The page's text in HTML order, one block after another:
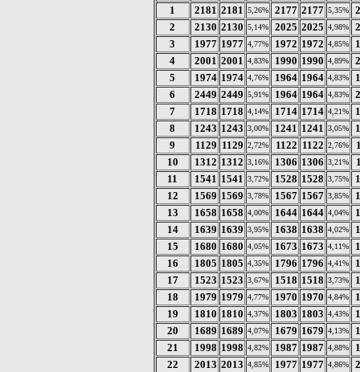
1 2181 2181 5,26% 2177 2177 5,35%
2
2130 2130 5,14% 2025 2025 4,98%
3
1977 1977 4,77% 1972 1972 4,85%
4
2001 2001 4,83% 1990 1990 4,89%
5
1974 1974 4,76% 1964 1964 4,83%
6
2449 2449 5,91% 1964 1964 4,83%
7
1718 1718 4,14% 1714 1714 4,21%
8
1243 1243 3,00% 1241 1241 3,05%
9
1129 1129 2,72% 1122 1122 2,76%
10
1312 1312 3,16% 1306 1306 3,21%
11
1541 1541 3,72% 1528 1528 3,75%
12
1569 1569 3,78% 1567 1567 3,85%
13
1658 1658 4,00% 1644 1644 4,04%
14
1639 1639 3,95% 1638 1638 4,02%
15
1680 1680 4,05% 1673 1673 4,11%
16
1805 1805 4,35% 1796 1796 4,41%
17
1523 1523 3,67% 1518 1518 3,73%
18
1979 1979 4,77% 1970 1970 4,84%
19
1810 1810 4,37% 1803 1803 4,43%
20
1689 1689 4,07% 1679 1679 4,13%
21
1998 1998 4,82% 1987 1987 4,88%
22
2013 2013 4,85% 1977 1977 4,86%